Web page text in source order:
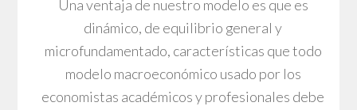
Una ventaja de nuestro modelo es que es
dinámico, de equilibrio general y
microfundamentado, características que todo
modelo macroeconómico usado por los
economistas académicos y profesionales debe